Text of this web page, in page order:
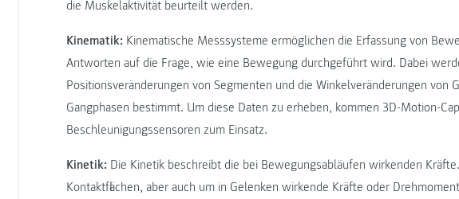
die Muskelaktivität beurteilt werden.
Kinematik: Kinematische Messsysteme ermöglichen die Erfassung von
Antworten auf die Frage, wie eine Bewegung durchgeführt wird. Dabei
Positionsveränderungen von Segmenten und die Winkelveränderungen von
Gangphasen bestimmt. Um diese Daten zu erheben, kommen 3D-Motion-
Beschleunigungssensoren zum Einsatz.
Kinetik: Die Kinetik beschreibt die bei Bewegungsabläufen wirkenden
Kontaktflächen, aber auch um in Gelenken wirkende Kräfte oder